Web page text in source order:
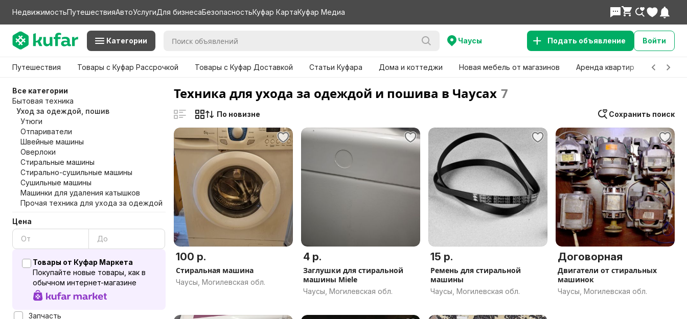
НедвижимостьПутешествияАвтоУслугиДля бизнесаБезопасностьКуфар КартаКуфар Медиа
Категории Чаусы Подать объявление Войти
Путешествия Товары с Куфар Рассрочкой Товары с Куфар Доставкой Статьи Куфара Дома и коттеджи Новая мебель от магазинов Аренда квартир Детские
Все категории
Бытовая техника
Уход за одеждой, пошив
Утюги
Отпариватели
Швейные машины
Оверлоки
Стиральные машины
Стирально-сушильные машины
Сушильные машины
Машинки для удаления катышков
Прочая техника для ухода за одеждой
Цена
Товары от Куфар Маркета
Покупайте новые товары, как в
обычном интернет-магазине
Запчасть
Техника для ухода за одеждой и пошива в Чаусах 7
Сохранить поиск
По новизне
100 р.
Стиральная машина
Чаусы, Могилевская обл.
4 р.
Заглушки для стиральной
машины Miele
Чаусы, Могилевская обл.
15 р.
Ремень для стиральной
машины
Чаусы, Могилевская обл.
Договорная
Двигатели от стиральных
машинок
Чаусы, Могилевская обл.